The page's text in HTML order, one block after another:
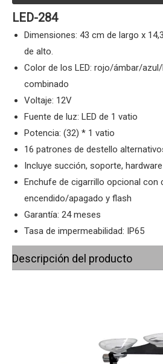
LED-284
Dimensiones: 43 cm de largo x
de alto.
Color de los LED: rojo/ámbar/
combinado
Voltaje: 12V
Fuente de luz: LED de 1 vatio
Potencia: (32) * 1 vatio
16 patrones de destello
Incluye succión, soporte,
Enchufe de cigarrillo opcional con
encendido/apagado y flash
Garantía: 24 meses
Tasa de impermeabilidad: IP65
Descripción del producto